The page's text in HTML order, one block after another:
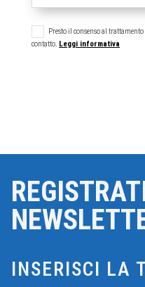
Presto il consenso al
contatto. Leggi informativa
INSERISCI LA